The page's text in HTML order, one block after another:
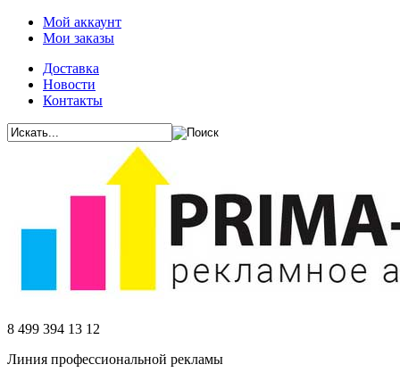
Мой аккаунт
Мои заказы
Доставка
Новости
Контакты
8 499 394 13 12
Линия профессиональной рекламы